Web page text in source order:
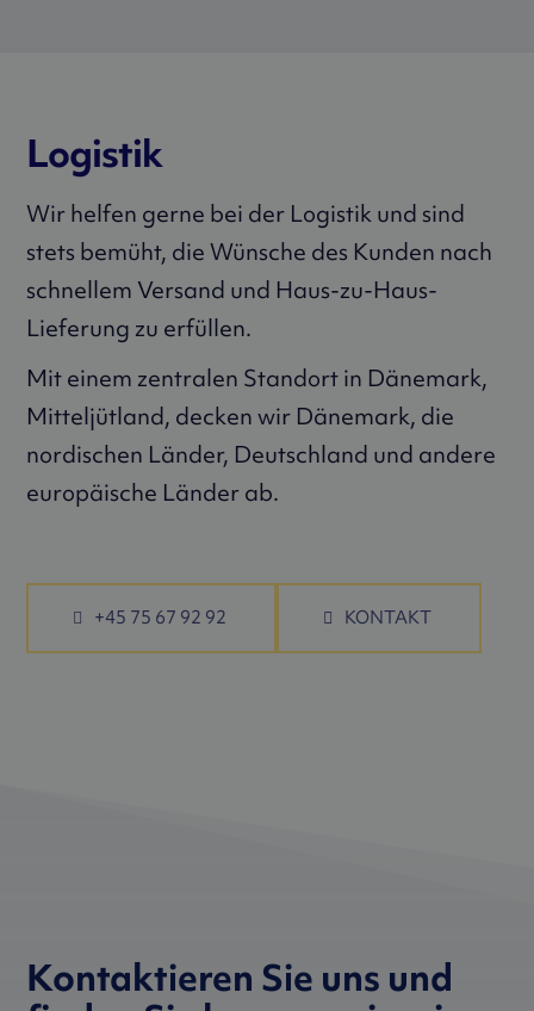
Logistik
Wir helfen gerne bei der Logistik und sind
stets bemüht, die Wünsche des Kunden nach
schnellem Versand und Haus-zu-Haus-
Lieferung zu erfüllen.
Mit einem zentralen Standort in Dänemark,
Mitteljütland, decken wir Dänemark, die
nordischen Länder, Deutschland und andere
europäische Länder ab.
+45 75 67 92 92 KONTAKT
Kontaktieren Sie uns und